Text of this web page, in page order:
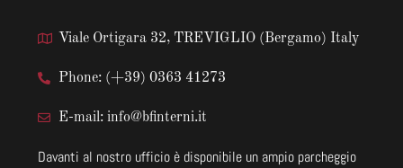
Viale Ortigara 32, TREVIGLIO (Bergamo) Italy
Phone: (+39) 0363 41273
E-mail: info@bfinterni.it
Davanti al nostro ufficio è disponibile un ampio parcheggio